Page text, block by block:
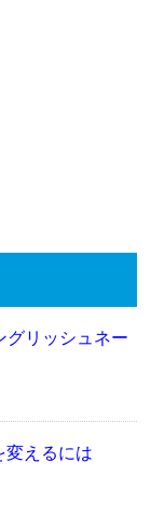
グリッシュネー
変えるには